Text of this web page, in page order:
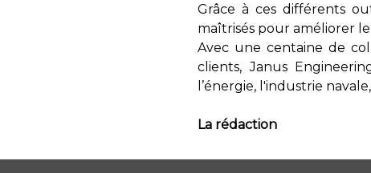
Grâce à ces différents
maîtrisés pour améliorer
Avec une centaine de
clients, Janus
l’énergie, l'industrie
La rédaction